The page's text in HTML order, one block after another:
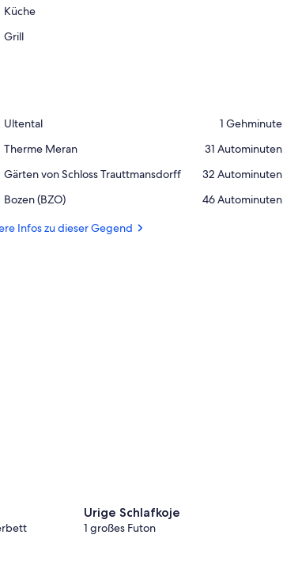
Küche
Grill
Ultental
Place,
‪1 Gehminute‬
Therme Meran
Place,
Meran
‪31 Autominuten‬
Gärten von Schloss Trauttmansdorff
Place,
von
Trauttmansdorff
‪32 Autominuten‬
Bozen (BZO)
Airport,
(BZO)
‪46 Autominuten‬
Infos zu dieser Gegend
Urige Schlafkoje
1 großes Futon